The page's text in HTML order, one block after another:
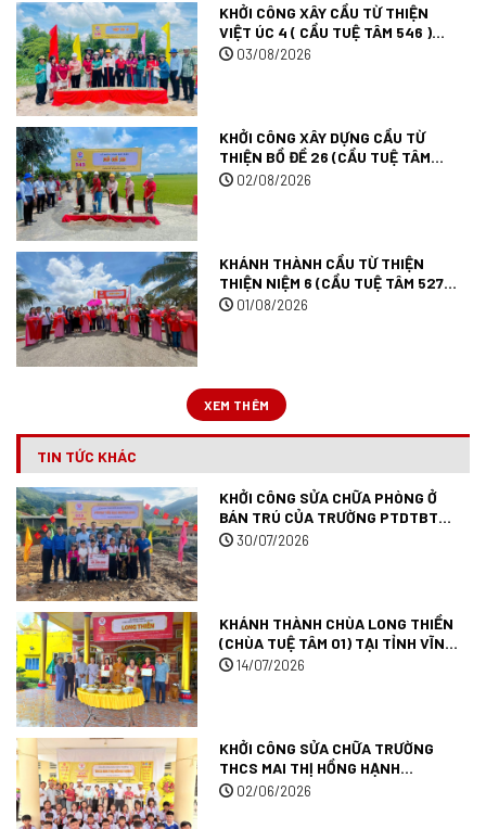
KHỞI CÔNG XÂY CẦU TỪ THIỆN
VIỆT ÚC 4 ( CẦU TUỆ TÂM 546 )
TẠI TÂY NINH.
03/08/2026
KHỞI CÔNG XÂY DỰNG CẦU TỪ
THIỆN BỒ ĐỀ 26 (CẦU TUỆ TÂM
545) TẠI TỈNH TÂY NINH.
02/08/2026
KHÁNH THÀNH CẦU TỪ THIỆN
THIỆN NIỆM 6 (CẦU TUỆ TÂM 527)
TẠI TỈNH AN GIANG.
01/08/2026
XEM THÊM
TIN TỨC KHÁC
KHỞI CÔNG SỬA CHỮA PHÒNG Ở
BÁN TRÚ CỦA TRƯỜNG PTDTBT
TIỂU HỌC MƯỜNG ANH (TRƯỜNG
30/07/2026
KHÁNH THÀNH CHÙA LONG THIỀN
(CHÙA TUỆ TÂM 01) TẠI TỈNH VĨNH
LONG.
14/07/2026
KHỞI CÔNG SỬA CHỮA TRƯỜNG
THCS MAI THỊ HỒNG HẠNH
(TRƯỜNG TUỆ TÂM 007) TẠI TỈNH
02/06/2026